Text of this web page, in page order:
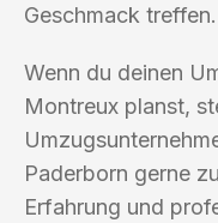
Geschmack treffen.
Wenn du deinen
Montreux planst,
Paderborn gerne
Erfahrung und